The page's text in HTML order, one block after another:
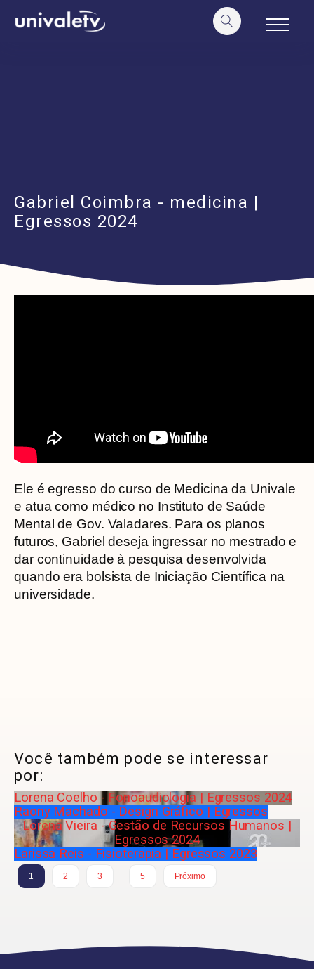
conteúdo
Gabriel Coimbra - medicina |
Egressos 2024
Ele é egresso do curso de Medicina da Univale
e atua como médico no Instituto de Saúde
Mental de Gov. Valadares. Para os planos
futuros, Gabriel deseja ingressar no mestrado e
dar continuidade à pesquisa desenvolvida
quando era bolsista de Iniciação Científica na
universidade.
Você também pode se interessar
por:
Lorena Coelho - Fonoaudiologia | Egressos 2024
Raony Machado - Design Gráfico | Egressos
Lorena Vieira - Gestão de Recursos Humanos |
Egressos 2024
Larissa Reis - Fisioterapia | Egressos 2023
1 2 3
5
Próximo